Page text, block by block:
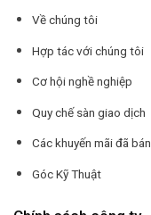
Về chúng tôi
Hợp tác với chúng tôi
Cơ hội nghề nghiệp
Quy chế sàn giao dịch
Các khuyến mãi đã bán
Góc Kỹ Thuật